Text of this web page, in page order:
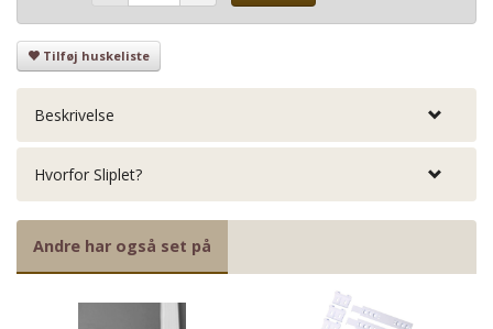
Tilføj huskeliste
Beskrivelse
Hvorfor Sliplet?
Andre har også set på